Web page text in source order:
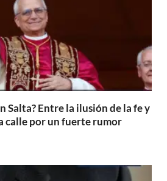
Salta? Entre la ilusión de la fe y
calle por un fuerte rumor